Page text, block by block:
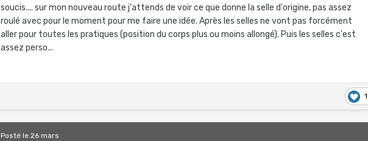
soucis.... sur mon nouveau route j'attends de voir ce que donne la selle d'origine, pas assez
roulé avec pour le moment pour me faire une idée. Après les selles ne vont pas forcément
aller pour toutes les pratiques (position du corps plus ou moins allongé). Puis les selles c'est
assez perso...
1
Postéle 26 mars